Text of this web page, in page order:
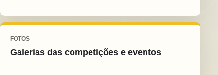
FOTOS
Galerias das competições e eventos